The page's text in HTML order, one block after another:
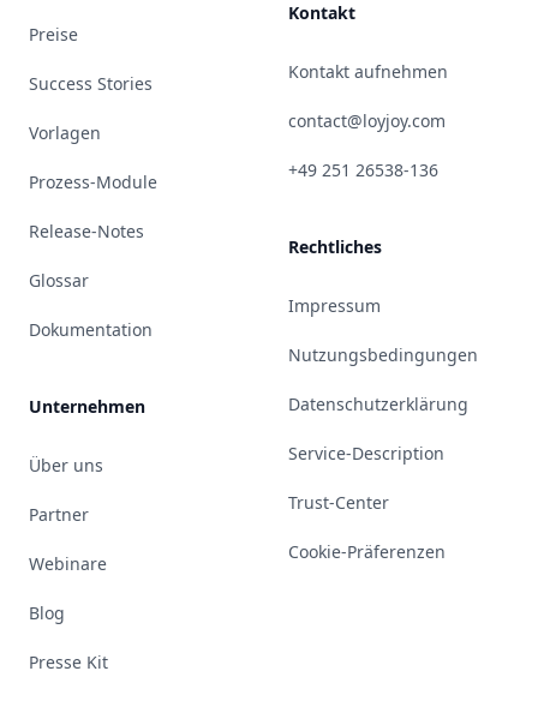
Preise
Success Stories
Vorlagen
Prozess-Module
Release-Notes
Glossar
Dokumentation
Unternehmen
Über uns
Partner
Webinare
Blog
Presse Kit
Kontakt
Kontakt aufnehmen
contact@loyjoy.com
+49 251 26538-136
Rechtliches
Impressum
Nutzungsbedingungen
Datenschutzerklärung
Service-Description
Trust-Center
Cookie-Präferenzen